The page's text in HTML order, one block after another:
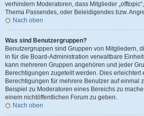
verhindern Moderatoren, dass Mitglieder
Thema Passendes, oder Beleidigendes bzw.
Nach oben
Was sind Benutzergruppen?
Benutzergruppen sind Gruppen von Mitgliedern,
in für die Board-Administration verwaltbare
kann mehreren Gruppen angehören und jeder
Berechtigungen zugeteilt werden. Dies erleichtert
Berechtigungen für mehrere Benutzer auf einmal
Beispiel zu Moderatoren eines Bereichs zu
einem nichtöffentlichen Forum zu geben.
Nach oben